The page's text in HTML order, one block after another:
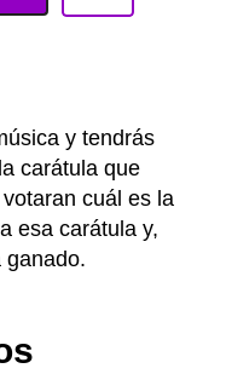
y tendrás
carátula que
cuál es la
esa carátula y,
ganado.